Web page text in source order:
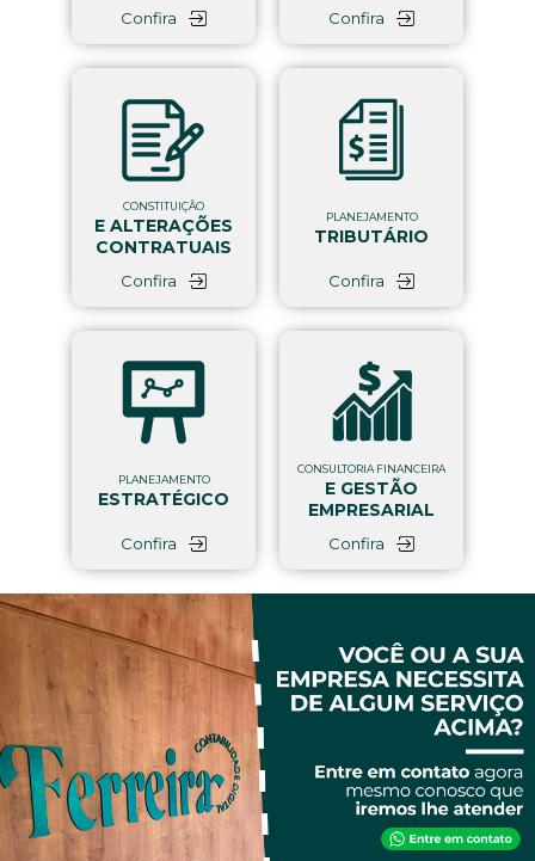
Confira Confira
CONSTITUIÇÃO
E ALTERAÇÕES
CONTRATUAIS
Confira
PLANEJAMENTO
TRIBUTÁRIO
Confira
PLANEJAMENTO
ESTRATÉGICO
Confira
CONSULTORIA FINANCEIRA
E GESTÃO
EMPRESARIAL
Confira